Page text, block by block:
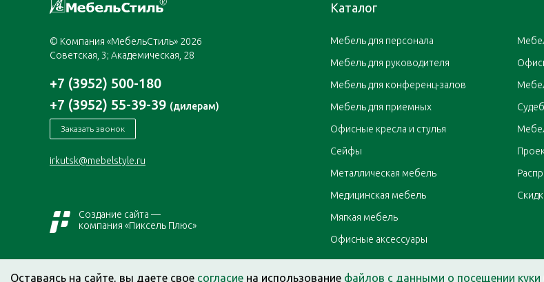
© Компания «МебельСтиль» 2026
Советская, 3; Академическая, 28
+7 (3952) 500-180
+7 (3952) 55-39-39 (дилерам)
Заказать звонок
irkutsk@mebelstyle.ru
Создание сайта —
компания «Пиксель Плюс»
Каталог
Мебель для персонала
Мебель для руководителя
Мебель для конференц-залов
Мебель для приемных
Офисные кресла и стулья
Сейфы
Металлическая мебель
Медицинская мебель
Мягкая мебель
Офисные аксессуары
Оставаясь на сайте, вы даете свое согласие на использование файлов с данными о посещении куки